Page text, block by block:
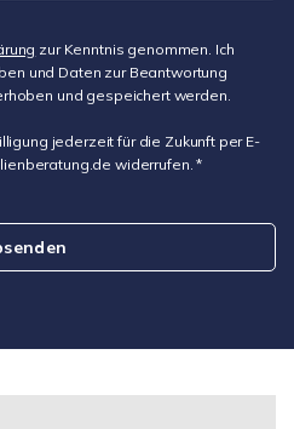
zur Kenntnis genommen. Ich
und Daten zur Beantwortung
und gespeichert werden.
jederzeit für die Zukunft per E-
widerrufen. *